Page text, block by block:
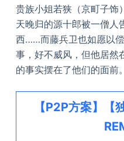
贵族小姐若狭（京町子饰
天晚归的源十郎被一僧人
西……而藤兵卫也如愿以
事，好不威风，但他居
的事实摆在了他们的面前。
【P2P方案】